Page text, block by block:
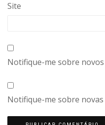
Site
Notifique-me sobre
Notifique-me sobre